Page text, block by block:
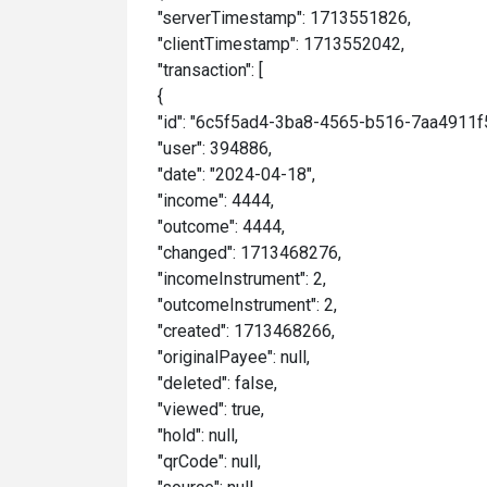
"serverTimestamp": 1713551826,
"clientTimestamp": 1713552042,
"transaction": [
{
"id": "6c5f5ad4-3ba8-4565-b516-
"user": 394886,
"date": "2024-04-18",
"income": 4444,
"outcome": 4444,
"changed": 1713468276,
"incomeInstrument": 2,
"outcomeInstrument": 2,
"created": 1713468266,
"originalPayee": null,
"deleted": false,
"viewed": true,
"hold": null,
"qrCode": null,